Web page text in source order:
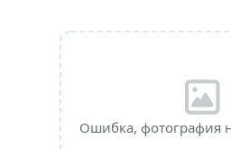
Ошибка, фотография